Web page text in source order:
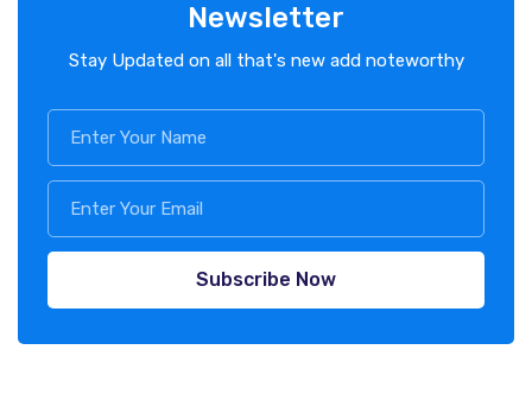
Newsletter
Stay Updated on all that's new add noteworthy
Subscribe Now